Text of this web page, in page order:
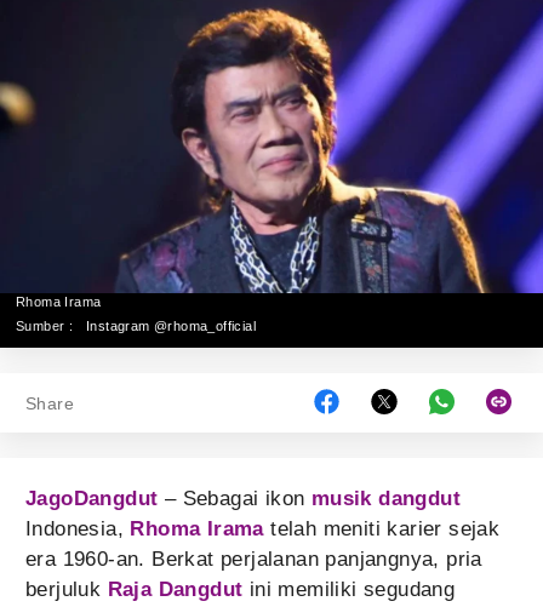
Rhoma Irama
Sumber :
Instagram @rhoma_official
Share
JagoDangdut – Sebagai ikon musik dangdut
Indonesia, Rhoma Iramatelah meniti karier sejak
era 1960-an. Berkat perjalanan panjangnya, pria
berjuluk Raja Dangdut ini memiliki segudang